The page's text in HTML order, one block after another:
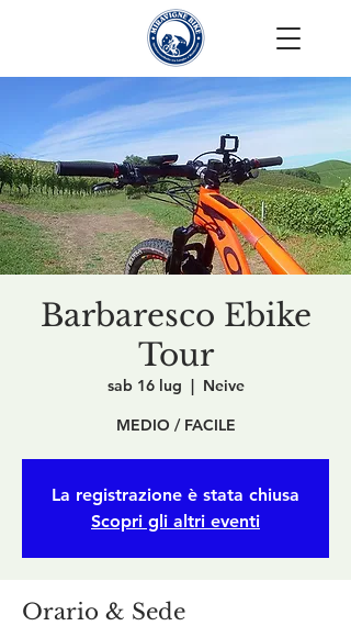
Barbaresco Ebike
Tour
sab 16 lug
  |
Neive
MEDIO / FACILE
La registrazione è stata chiusa
Scopri gli altri eventi
Orario & Sede